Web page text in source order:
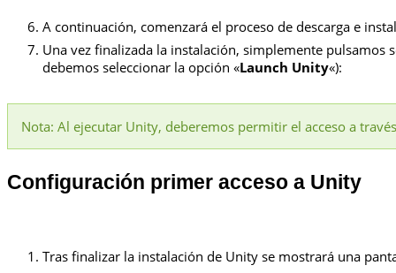
A continuación, comenzará el proceso de descarga e
Una vez finalizada la instalación, simplemente pulsamos
debemos seleccionar la opción «Launch Unity«):
Nota: Al ejecutar Unity, deberemos permitir el acceso a
Configuración primer acceso a Unity
Tras finalizar la instalación de Unity se mostrará una